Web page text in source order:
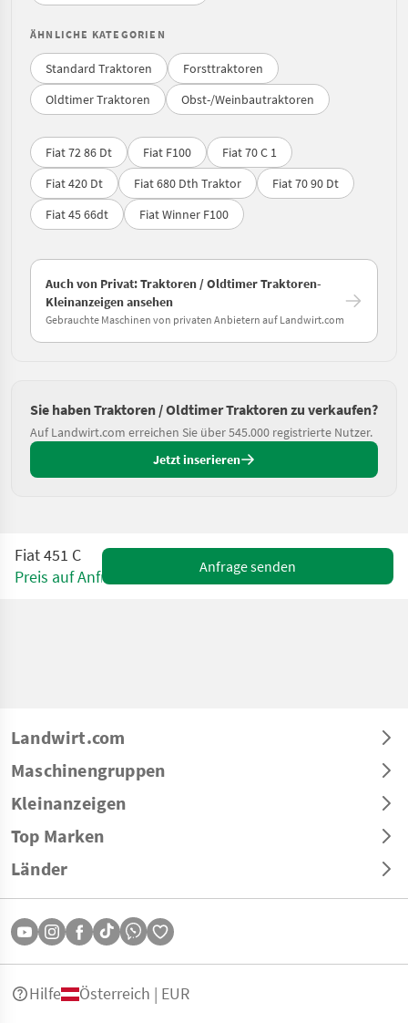
ÄHNLICHE KATEGORIEN
Standard Traktoren
Forsttraktoren
Oldtimer Traktoren
Obst-/Weinbautraktoren
Fiat 72 86 Dt Fiat F100
Fiat 70 C 1
Fiat 420 Dt
Fiat 680 Dth Traktor
Fiat 70 90 Dt
Fiat 45 66dt
Fiat Winner F100
Auch von Privat: Traktoren / Oldtimer Traktoren-
Kleinanzeigen ansehen
Gebrauchte Maschinen von privaten Anbietern auf Landwirt.com
Sie haben Traktoren / Oldtimer Traktoren zu verkaufen?
Auf Landwirt.com erreichen Sie über 545.000 registrierte Nutzer.
Jetzt inserieren
Fiat 451 C
Preis auf Anfrage
Anfrage senden
Landwirt.com
Maschinengruppen
Kleinanzeigen
Top Marken
Länder
Hilfe Österreich | EUR